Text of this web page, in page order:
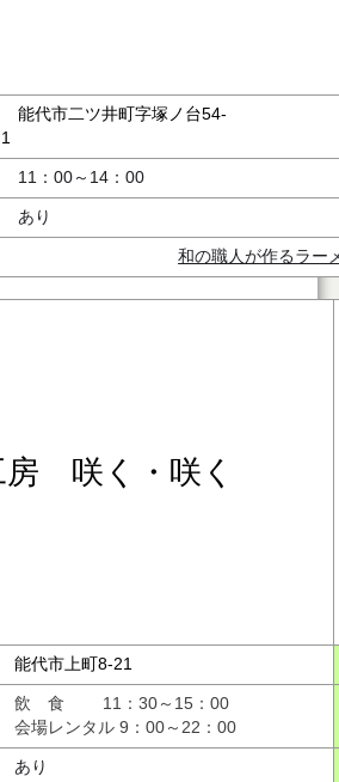
能代市二ツ井町字塚ノ台54-
1
11：00～14：00
あり
和の職人が作るラー
房 咲く・咲く
能代市上町8-21
飲 食 11：30～15：00
会場レンタル 9：00～22：00
あり